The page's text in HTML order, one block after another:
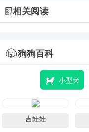
相关阅读
狗狗百科
小型犬
吉娃娃